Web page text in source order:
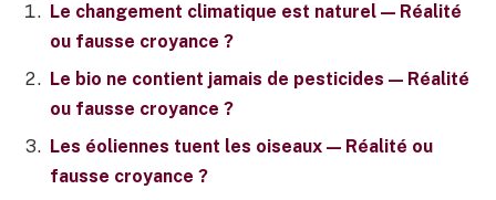
Le changement climatique est naturel — Réalité
ou fausse croyance ?
Le bio ne contient jamais de pesticides — Réalité
ou fausse croyance ?
Les éoliennes tuent les oiseaux — Réalité ou
fausse croyance ?